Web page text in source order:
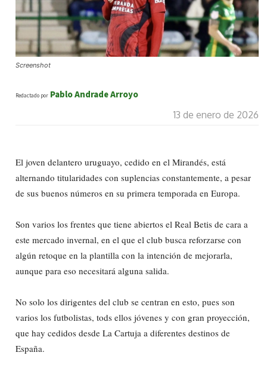
Screenshot
Redactado por Pablo Andrade Arroyo
13 de enero de 2026
El joven delantero uruguayo, cedido en el Mirandés, está
alternando titularidades con suplencias constantemente, a pesar
de sus buenos números en su primera temporada en Europa.
Son varios los frentes que tiene abiertos el Real Betis de cara a
este mercado invernal, en el que el club busca reforzarse con
algún retoque en la plantilla con la intención de mejorarla,
aunque para eso necesitará alguna salida.
No solo los dirigentes del club se centran en esto, pues son
varios los futbolistas, tods ellos jóvenes y con gran proyección,
que hay cedidos desde La Cartuja a diferentes destinos de
España.